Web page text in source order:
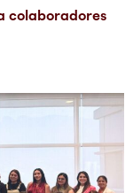
colaboradores